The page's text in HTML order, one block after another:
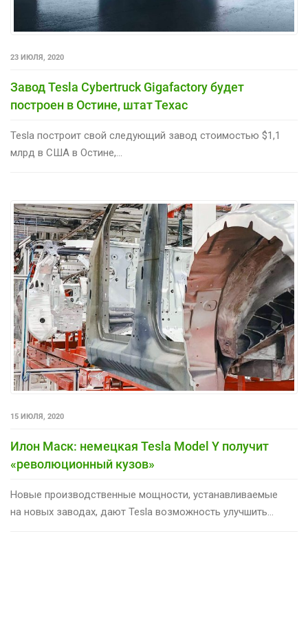
23 ИЮЛЯ, 2020
Завод Tesla Cybertruck Gigafactory будет
построен в Остине, штат Техас
Tesla построит свой следующий завод стоимостью $1,1
млрд в США в Остине,...
15 ИЮЛЯ, 2020
Илон Маск: немецкая Tesla Model Y получит
«революционный кузов»
Новые производственные мощности, устанавливаемые
на новых заводах, дают Tesla возможность улучшить...